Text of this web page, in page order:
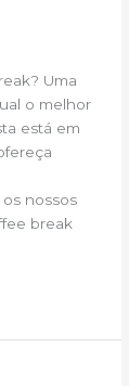
Uma
o melhor
está em
nossos
break